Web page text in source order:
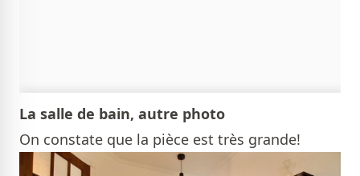
La salle de bain, autre photo
On constate que la pièce est très grande!